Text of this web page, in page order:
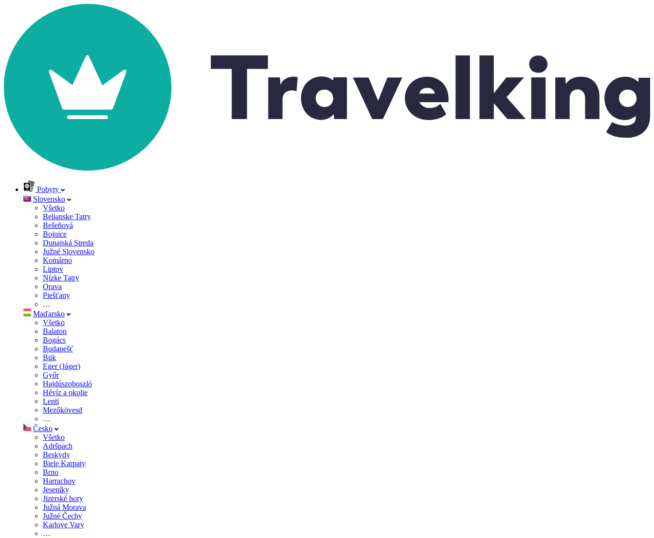
Pobyty
Slovensko
Všetko
Belianske Tatry
Bešeňová
Bojnice
Dunajská Streda
Južné Slovensko
Komárno
Liptov
Nízke Tatry
Orava
Piešťany
…
Maďarsko
Všetko
Balaton
Bogács
Budapešť
Bük
Eger (Jáger)
Győr
Hajdúszoboszló
Hévíz a okolie
Lenti
Mezőkövesd
…
Česko
Všetko
Adršpach
Beskydy
Biele Karpaty
Brno
Harrachov
Jeseníky
Jizerské hory
Južná Morava
Južné Čechy
Karlove Vary
…